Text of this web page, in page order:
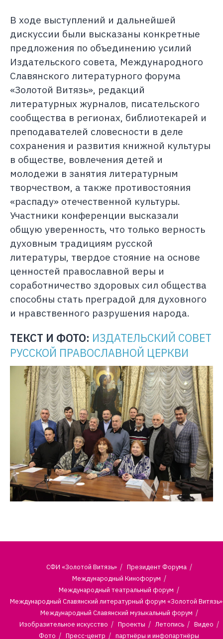
В ходе выступлений и дальнейшей
дискуссии были высказаны конкретные
предложения по объединению усилий
Издательского совета, Международного
Славянского литературного форума
«Золотой Витязь», редакций
литературных журналов, писательского
сообщества в регионах, библиотекарей и
преподавателей словесности в деле
сохранения и развития книжной культуры
в обществе, вовлечения детей и
молодежи в занятия литературным
творчеством, а также противостояния
«распаду» отечественной культуры.
Участники конференции высказали
общую уверенность, что только верность
духовным традициям русской
литературы, твердое стояние на основе
ценностей православной веры и
соработничество здоровых сил общества
способны стать преградой для духовного
и нравственного разрушения народа.
ТЕКСТ И ФОТО: ИЗДАТЕЛЬСКИЙ СОВЕТ
РУССКОЙ ПРАВОСЛАВНОЙ ЦЕРКВИ
СФИ «Золотой Витязь»
Президент Форума
Международный Кинофорум
Международный театральный форум
Международный Славянский литературный форум «Золотой Витязь»
Международный Славянский музыкальный форум
Изобразительное искусство
Проекты Летопись
Видео
Фото
Пресс-центр партнёры и инфопартнёры